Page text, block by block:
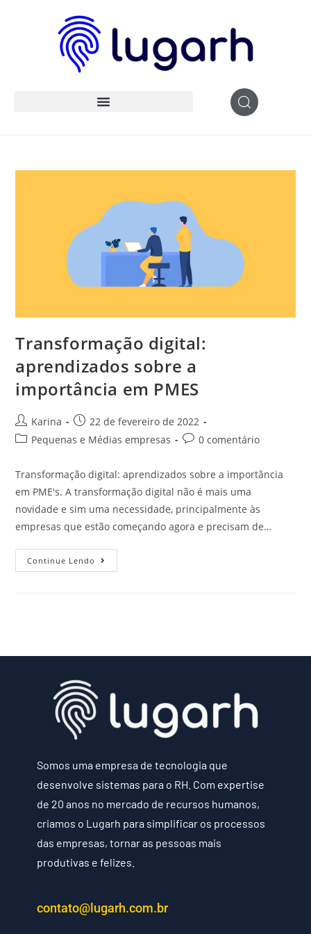
Transformação digital:
aprendizados sobre a
importância em PMES
Karina
22 de fevereiro de 2022
Pequenas e Médias empresas
0 comentário
Transformação digital: aprendizados sobre a importância
em PME's. A transformação digital não é mais uma
novidade e sim uma necessidade, principalmente às
empresas que estão começando agora e precisam de…
Continue Lendo
Somos uma empresa de tecnologia que
desenvolve sistemas para o RH. Com expertise
de 20 anos no mercado de recursos humanos,
criamos o Lugarh para simplificar os processos
das empresas, tornar as pessoas mais
produtivas e felizes.
contato@lugarh.com.br